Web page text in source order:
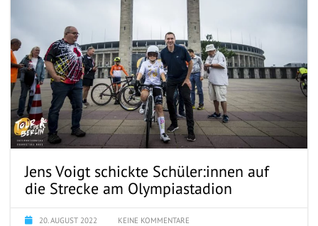
Jens Voigt schickte Schüler:innen auf
die Strecke am Olympiastadion
20. AUGUST 2022 KEINE KOMMENTARE